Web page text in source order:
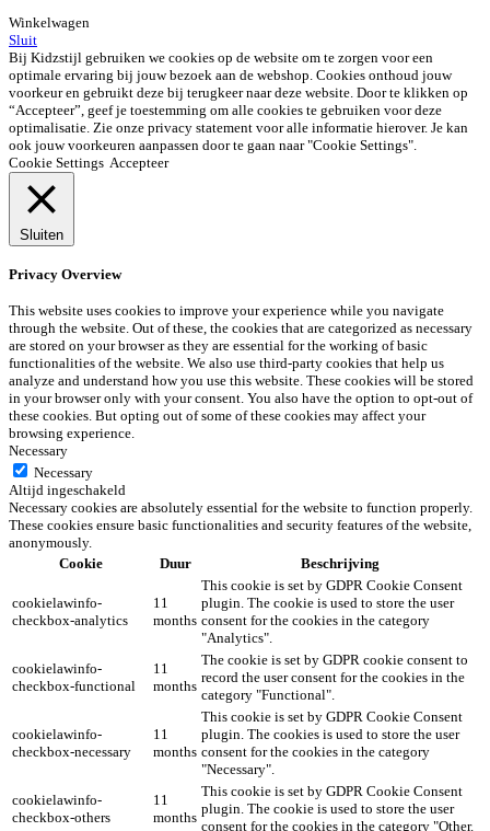
Winkelwagen
Sluit
Bij Kidzstijl gebruiken we cookies op de website om te zorgen voor een
optimale ervaring bij jouw bezoek aan de webshop. Cookies onthoud jouw
voorkeur en gebruikt deze bij terugkeer naar deze website. Door te klikken op
“Accepteer”, geef je toestemming om alle cookies te gebruiken voor deze
optimalisatie. Zie onze privacy statement voor alle informatie hierover. Je kan
ook jouw voorkeuren aanpassen door te gaan naar "Cookie Settings".
Cookie Settings Accepteer
Sluiten
Privacy Overview
This website uses cookies to improve your experience while you navigate
through the website. Out of these, the cookies that are categorized as necessary
are stored on your browser as they are essential for the working of basic
functionalities of the website. We also use third-party cookies that help us
analyze and understand how you use this website. These cookies will be stored
in your browser only with your consent. You also have the option to opt-out of
these cookies. But opting out of some of these cookies may affect your
browsing experience.
Necessary
Necessary
Altijd ingeschakeld
Necessary cookies are absolutely essential for the website to function properly.
These cookies ensure basic functionalities and security features of the website,
anonymously.
Cookie
Duur Beschrijving
cookielawinfo-
checkbox-analytics
11
months
This cookie is set by GDPR Cookie Consent
plugin. The cookie is used to store the user
consent for the cookies in the category
"Analytics".
cookielawinfo-
checkbox-functional
11
months
The cookie is set by GDPR cookie consent to
record the user consent for the cookies in the
category "Functional".
cookielawinfo-
checkbox-necessary
11
months
This cookie is set by GDPR Cookie Consent
plugin. The cookies is used to store the user
consent for the cookies in the category
"Necessary".
cookielawinfo-
checkbox-others
11
months
This cookie is set by GDPR Cookie Consent
plugin. The cookie is used to store the user
consent for the cookies in the category "Other.